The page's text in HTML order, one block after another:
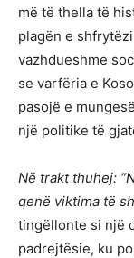
më të thella të
plagën e
vazhdueshme
se varfëria e
pasojë e
një politike të
Në trakt thuhej:
qenë viktima të
tingëllonte si një
padrejtësie, ku